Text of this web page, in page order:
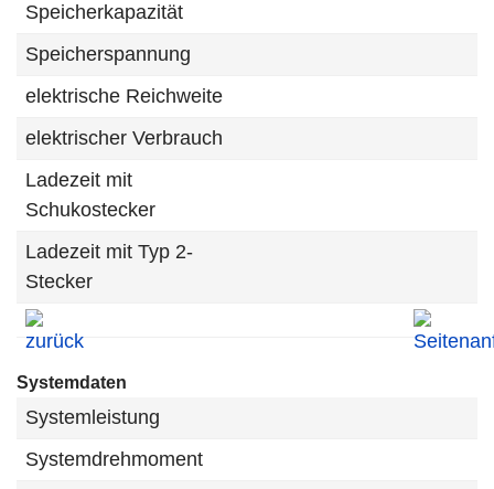
Speicherkapazität
Speicherspannung
elektrische Reichweite
elektrischer Verbrauch
Ladezeit mit
Schukostecker
Ladezeit mit Typ 2-
Stecker
Systemdaten
Systemleistung
Systemdrehmoment